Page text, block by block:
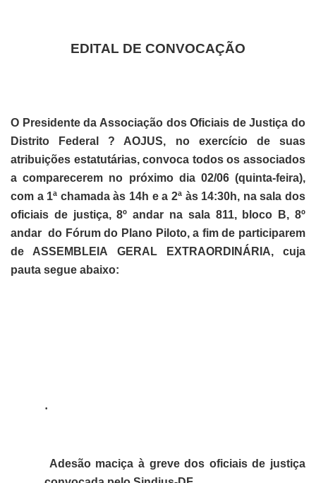
EDITAL DE CONVOCAÇÃO
O Presidente da Associação dos Oficiais de Justiça do
Distrito Federal ? AOJUS, no exercício de suas
atribuições estatutárias, convoca todos os associados
a comparecerem no próximo dia 02/06 (quinta-feira),
com a 1ª chamada às 14h e a 2ª às 14:30h, na sala dos
oficiais de justiça, 8º andar na sala 811, bloco B, 8º
andar do Fórum do Plano Piloto, a fim de participarem
de ASSEMBLEIA GERAL EXTRAORDINÁRIA, cuja
pauta segue abaixo:
·
Adesão maciça à greve dos oficiais de justiça